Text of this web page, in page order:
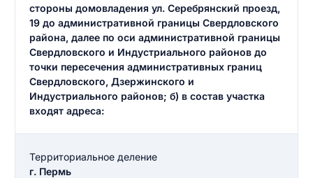
стороны домовладения ул. Серебрянский проезд,
19 до административной границы Свердловского
района, далее по оси административной границы
Свердловского и Индустриального районов до
точки пересечения административных границ
Свердловского, Дзержинского и
Индустриального районов; б) в состав участка
входят адреса:
Территориальное деление
г. Пермь